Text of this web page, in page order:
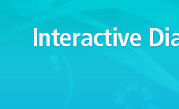
PR 2.0